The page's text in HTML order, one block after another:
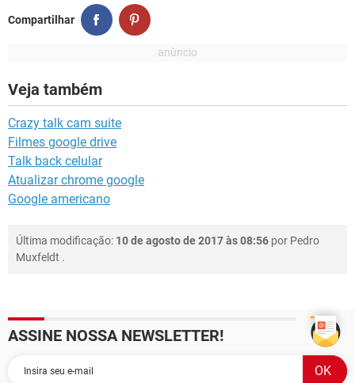
Compartilhar
Veja também
Crazy talk cam suite
Filmes google drive
Talk back celular
Atualizar chrome google
Google americano
Última modificação: 10 de agosto de 2017 às 08:56 por Pedro
Muxfeldt .
ASSINE NOSSA NEWSLETTER!